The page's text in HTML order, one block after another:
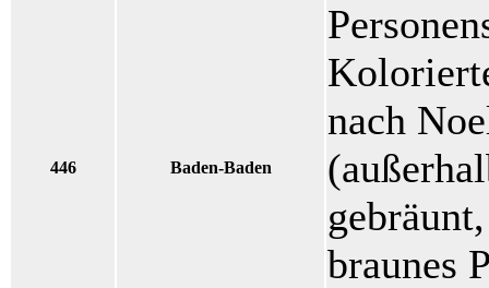
446 Baden-Baden
nach
braunes